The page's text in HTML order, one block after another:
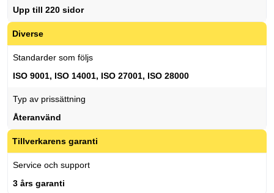
Upp till 220 sidor
Diverse
Standarder som följs
ISO 9001, ISO 14001, ISO 27001, ISO 28000
Typ av prissättning
Återanvänd
Tillverkarens garanti
Service och support
3 års garanti